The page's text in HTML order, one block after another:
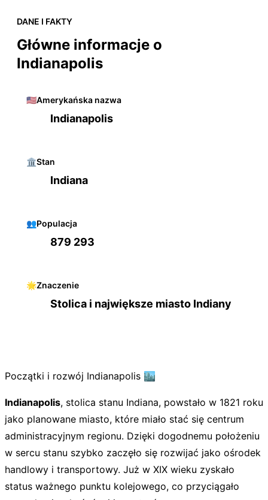
DANE I FAKTY
Główne informacje o
Indianapolis
🇺🇸Amerykańska nazwa
Indianapolis
🏛️Stan
Indiana
👥Populacja
879 293
🌟Znaczenie
Stolica i największe miasto Indiany
Początki i rozwój Indianapolis 🏙️
Indianapolis, stolica stanu Indiana, powstało w 1821 roku
jako planowane miasto, które miało stać się centrum
administracyjnym regionu. Dzięki dogodnemu położeniu
w sercu stanu szybko zaczęło się rozwijać jako ośrodek
handlowy i transportowy. Już w XIX wieku zyskało
status ważnego punktu kolejowego, co przyciągało